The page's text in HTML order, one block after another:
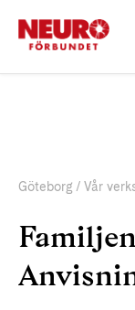
Göteborg Vår